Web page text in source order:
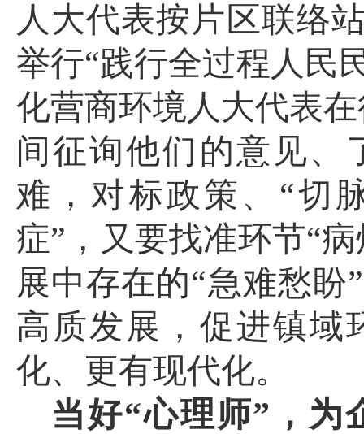
人大代表按片区联络
举行“践行全过程人民
化营商环境人大代表
间征询他们的意见、
难，对标政策、“切
症”，又要找准环节“
展中存在的“急难愁
高质发展，促进镇域
化、更有现代化。
当好“心理师”，为